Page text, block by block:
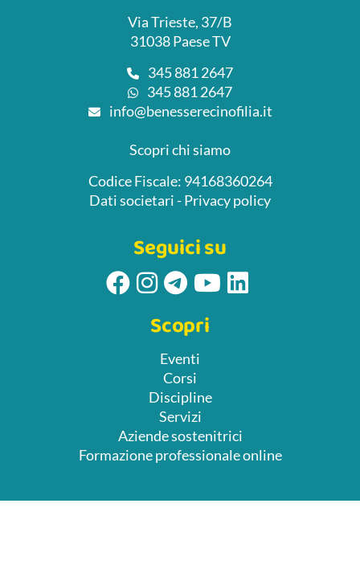
Via Trieste, 37/B
31038 Paese TV
345 881 2647
345 881 2647
info@benesserecinofilia.it
Scopri chi siamo
Codice Fiscale: 94168360264
Dati societari -Privacy policy
Seguici su
Scopri
Eventi
Corsi
Discipline
Servizi
Aziende sostenitrici
Formazione professionale online